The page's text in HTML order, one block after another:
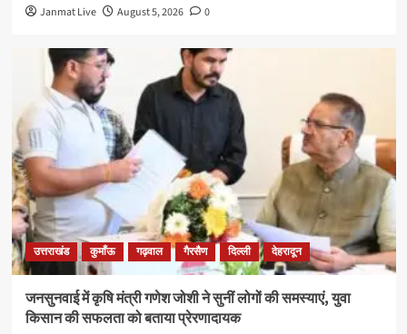
Janmat Live August 5, 2026 0
उत्तराखंड कुमाँऊ गढ़वाल गैरसैण दिल्ली देहरादून
जनसुनवाई में कृषि मंत्री गणेश जोशी ने सुनीं लोगों की समस्याएं, युवा
किसान की सफलता को बताया प्रेरणादायक